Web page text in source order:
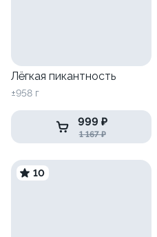
Лёгкая пикантность
±958 г
999 ₽
1 167 ₽
10